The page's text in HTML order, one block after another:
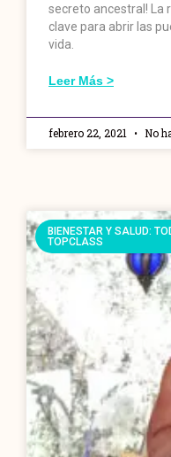
secreto ancestral! La
clave para abrir las
vida.
Leer Más >
febrero 22, 2021 No
BIENESTAR Y SALUD:
TOPCLASS